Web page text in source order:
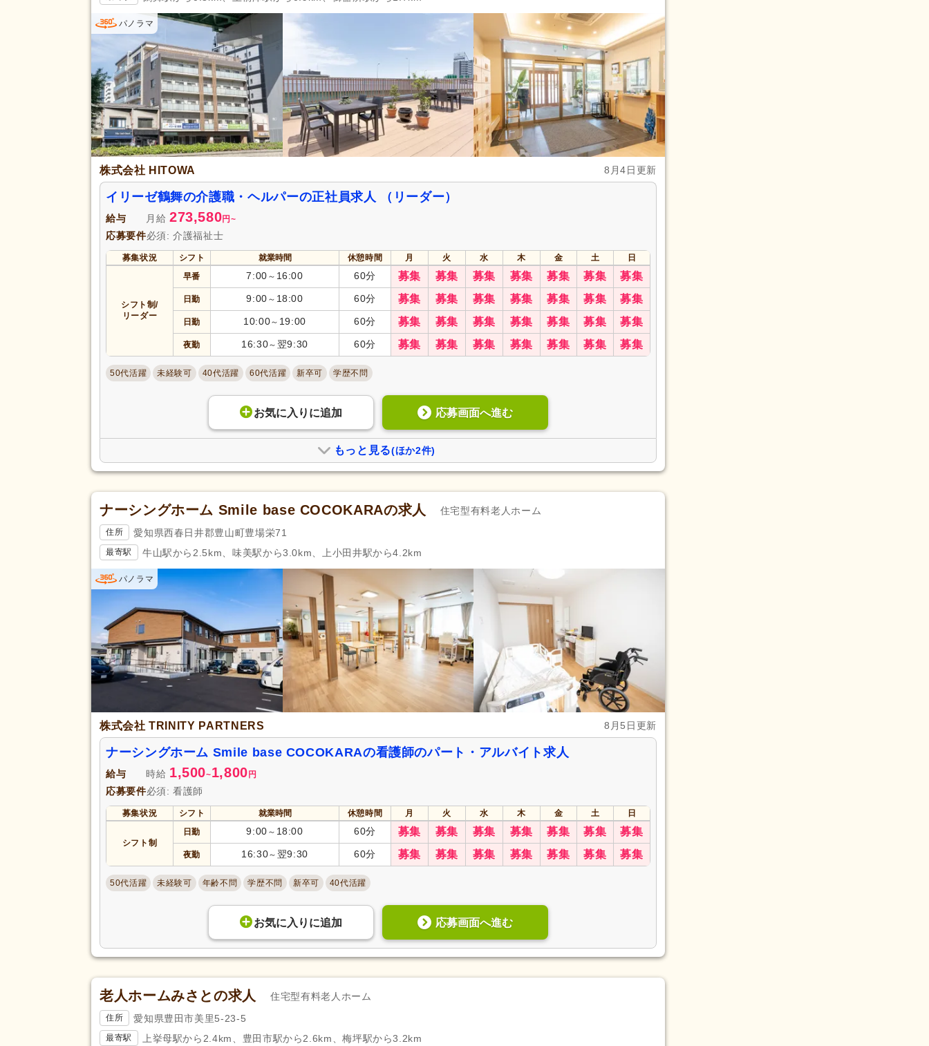
掲載14日以内 女性が活躍 (28,783)
スピード対応(2,643) (1,138)
勤務形態
残業ほぼなし(29,965) (11,969) 日勤のみ可(20,759)
夜勤のみ可(1,493) 午前のみ可(3,219) 午後のみ可 (3,362)
時短勤務相談可(3,425) 週1日から可(1,719) 週2日から可(1,703)
週3日から可(1,990) 週4日から可 シフト相談可
即日勤務可(3,741)
初任者研修（旧ヘルパー2級）
(4,424)
実務者研修（旧ヘルパー1級・基礎研
修）
(3,543)
介護福祉士(5,501)
認知症ケア専門士
社会福祉主事任用
介護支援専門員（ケアマネジャー）
(1,225)
保健師(201) 看護師(5,902)
准看護師 (4,795) 医療事務 (61) 理学療法士(1,156)
作業療法士 (878) 言語聴覚士 (426) 視能訓練士(92)
あん摩マッサージ指圧師(121) 柔道整復師 (208) はり師 (54)
きゅう師 (41) 管理栄養士 (270) 栄養士 (188)
調理師(125) 福祉用具専門相談員(38) 福祉住環境コーディネーター(2)
自動車免許(7,444) 自動車免許（二種）
認知症介護実践者研修 認知症介護実践リーダー研修
小規模多機能型サービス等計画作成
担当者研修
医師(19) 薬剤師 (724) 助産師(39)
臨床検査技師(128)
児童発達支援管理責任者研修(69) サービス管理責任者研修(84) 児童指導員任用
相談支援従事者初任者研修
行動擁護従業者養成研修(3) 強度行動障害支援者養成研修
幼稚園教諭1種(6) 幼稚園教諭2種(6) 教員免許
放課後児童支援員認定研修 美容師 (2)
ヨガインストラクター (1) スポーツ指導員
休日・休暇
完全週休2日(5,228) 週休2日(7,572) 4週8休 (1,535)
土日休み(1,660) 土日祝休み(1,296) 土曜休み(512)
日曜休み(3,884) 年間休日100日以上 年間休日110日以上(3,455)
年間休日120日以上(1,559) 有給消化促進(28,854) 産休あり(27,664)
育休あり(30,171) 介護休業(7,692) (5,214)
夏季休暇(3,287) 冬季休暇(1,118) 年末年始休暇(3,911)
福利厚生
社会保険完備(30,887) 研修制度あり (28,910)
セミナー参加費補助
住宅手当(4,112) 資格取得支援あり(6,798) 通勤手当(24,141)
人事評価制度あり(28,893) 処遇改善手当(5,831) 制服あり(19,962)
夜勤手当 寮・社宅あり(1,653) 託児施設あり(3,000)
資格手当(10,545) 扶養控除内考慮あり
(4,935) 転勤なし
アクセス
駅近(10,921) 自動車通勤可(24,258) 自転車通勤可(28,902)
パノラマ
株式会社 HITOWA 8月4日更新
イリーゼ鶴舞の介護職・ヘルパーの正社員求人 （リーダー）
給与 月給 273,580円~
応募要件必須: 介護福祉士
募集状況 シフト 就業時間 休憩時間 月 火 水 木 金 土 日
シフト制/
リーダー
早番 7:00 ～ 16:00 60分 募集 募集 募集 募集 募集 募集 募集
日勤 9:00 ～ 18:00 60分 募集 募集 募集 募集 募集 募集 募集
日勤 10:00～ 19:00 60分 募集 募集 募集 募集 募集 募集 募集
夜勤 16:30～ 翌9:30 60分 募集 募集 募集 募集 募集 募集 募集
50代活躍 未経験可 40代活躍 60代活躍 新卒可 学歴不問
お気に入り に追加 応募画面へ進む
もっと見る(ほか2件)
ナーシングホーム Smile base COCOKARAの求人 住宅型有料老人ホーム
住所 愛知県西春日井郡豊山町豊場栄71
最寄駅 牛山駅から2.5km、味美駅から3.0km、上小田井駅から4.2km
パノラマ
株式会社 TRINITY PARTNERS 8月5日更新
ナーシングホーム Smile base COCOKARAの看護師のパート・アルバイト求人
給与 時給 1,500~1,800 円
応募要件必須: 看護師
募集状況 シフト 就業時間 休憩時間 月 火 水 木 金 土 日
シフト制
日勤 9:00 ～ 18:00 60分 募集 募集 募集 募集 募集 募集 募集
夜勤 16:30～ 翌9:30 60分 募集 募集 募集 募集 募集 募集 募集
50代活躍 未経験可 年齢不問 学歴不問 新卒可 40代活躍
お気に入り に追加 応募画面へ進む
老人ホームみさとの求人 住宅型有料老人ホーム
住所 愛知県豊田市美里5-23-5
最寄駅 上挙母駅から2.4km、豊田市駅から2.6km、梅坪駅から3.2km